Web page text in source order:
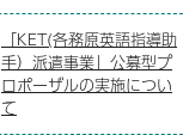
「KET(各務原英語指導助
手）派遣事業」公募型プ
ロポーザルの実施につい
て